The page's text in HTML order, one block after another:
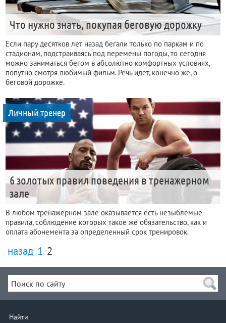
Что нужно знать, покупая беговую дорожку
Если пару десятков лет назад бегали только по паркам и по
стадионам, подстраиваясь под перемены погоды, то сегодня
можно заниматься бегом в абсолютно комфортных условиях,
попутно смотря любимый фильм. Речь идет, конечно же, о
беговой дорожке.
Личный тренер
6 золотых правил поведения в тренажерном
зале
В любом тренажерном зале оказывается есть незыблемые
правила, соблюдение которых такое же обязательство, как и
оплата абонемента за определенный срок тренировок.
назад 1 2
Найти